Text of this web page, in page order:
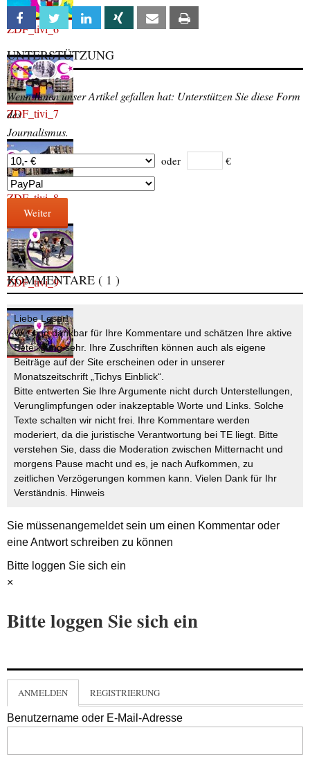
ZDF_tivi_6
ZDF_tivi_7
ZDF_tivi_8
ZDF_tivi_9
FacebookTwitter Linkedin Xing Email
UNTERSTÜTZUNG
Wenn Ihnen unser Artikel gefallen hat: Unterstützen Sie diese Form
des
Journalismus.
oder €
Weiter
KOMMENTARE ( 1 )
Liebe Leser!
Wir sind dankbar für Ihre Kommentare und schätzen Ihre aktive
Beteiligung sehr. Ihre Zuschriften können auch als eigene
Beiträge auf der Site erscheinen oder in unserer
Monatszeitschrift „Tichys Einblick“.
Bitte entwerten Sie Ihre Argumente nicht durch Unterstellungen,
Verunglimpfungen oder inakzeptable Worte und Links. Solche
Texte schalten wir nicht frei. Ihre Kommentare werden
moderiert, da die juristische Verantwortung bei TE liegt. Bitte
verstehen Sie, dass die Moderation zwischen Mitternacht und
morgens Pause macht und es, je nach Aufkommen, zu
zeitlichen Verzögerungen kommen kann. Vielen Dank für Ihr
Verständnis. Hinweis
Sie müssenangemeldetsein um einen Kommentar oder
eine Antwort schreiben zu können
Bitte loggen Sie sich ein
×
Bitte loggen Sie sich ein
ANMELDEN REGISTRIERUNG
Benutzername oder E-Mail-Adresse